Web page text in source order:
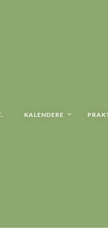
KALENDERE